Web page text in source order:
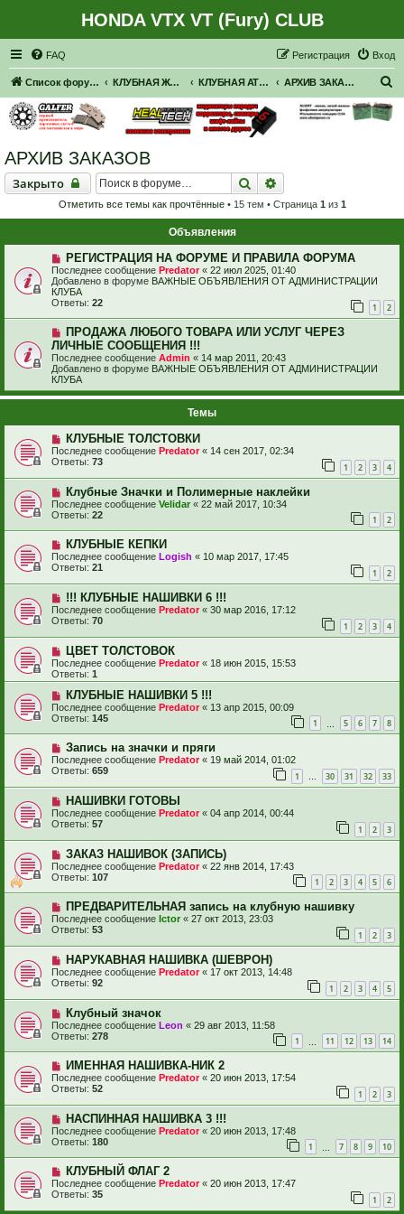
HONDA VTX VT (Fury) CLUB
FAQ Вход
Регистрация
Список форумов КЛУБНАЯ ЖИЗНЬ. РЕАЛЬНЫЕ ВСТРЕЧИ. ПОКАТУШКИ. КЛУБНАЯ АТРИБУТИКА АРХИВ ЗАКАЗОВ
АРХИВ ЗАКАЗОВ
Закрыто
Закрыто Поиск
Отметить все темы как прочтённые• 15 тем • Страница 1 из 1
Объявления
РЕГИСТРАЦИЯ НА ФОРУМЕ И ПРАВИЛА ФОРУМА
Последнее сообщение Predator« 22 июл 2025, 01:40
Добавлено в форуме ВАЖНЫЕ ОБЪЯВЛЕНИЯ ОТ АДМИНИСТРАЦИИ
КЛУБА
Ответы: 22 1 2
ПРОДАЖА ЛЮБОГО ТОВАРА ИЛИ УСЛУГ ЧЕРЕЗ
ЛИЧНЫЕ СООБЩЕНИЯ !!!
Последнее сообщение Admin « 14 мар 2011, 20:43
Добавлено в форуме ВАЖНЫЕ ОБЪЯВЛЕНИЯ ОТ АДМИНИСТРАЦИИ
КЛУБА
Темы
КЛУБНЫЕ ТОЛСТОВКИ
Последнее сообщение Predator« 14 сен 2017, 02:34
Ответы: 73 1 2 3 4
Клубные Значки и Полимерные наклейки
Последнее сообщение Velidar « 22 май 2017, 10:34
Ответы: 22 1 2
КЛУБНЫЕ КЕПКИ
Последнее сообщение Logish « 10 мар 2017, 17:45
Ответы: 21 1 2
!!! КЛУБНЫЕ НАШИВКИ 6 !!!
Последнее сообщение Predator« 30 мар 2016, 17:12
Ответы: 70 1 2 3 4
ЦВЕТ ТОЛСТОВОК
Последнее сообщение Predator« 18 июн 2015, 15:53
Ответы: 1
КЛУБНЫЕ НАШИВКИ 5 !!!
Последнее сообщение Predator« 13 апр 2015, 00:09
Ответы: 145 1 5 6 7 8
Запись на значки и пряги
Последнее сообщение Predator« 19 май 2014, 01:02
Ответы: 659 1 … 30 31 32 33
НАШИВКИ ГОТОВЫ
Последнее сообщение Predator« 04 апр 2014, 00:44
Ответы: 57 1 2 3
ЗАКАЗ НАШИВОК (ЗАПИСЬ)
Последнее сообщение Predator« 22 янв 2014, 17:43
Ответы: 107 1 2 3 4 5 6
ПРЕДВАРИТЕЛЬНАЯ запись на клубную нашивку
Последнее сообщение Ictor « 27 окт 2013, 23:03
Ответы: 53 1 2 3
НАРУКАВНАЯ НАШИВКА (ШЕВРОН)
Последнее сообщение Predator« 17 окт 2013, 14:48
Ответы: 92 1 2 3 4 5
Клубный значок
Последнее сообщение Leon « 29 авг 2013, 11:58
Ответы: 278 1 11 12 13 14
ИМЕННАЯ НАШИВКА-НИК 2
Последнее сообщение Predator« 20 июн 2013, 17:54
Ответы: 52 1 2 3
НАСПИННАЯ НАШИВКА 3 !!!
Последнее сообщение Predator« 20 июн 2013, 17:48
Ответы: 180 1 7 8 9 10
КЛУБНЫЙ ФЛАГ 2
Последнее сообщение Predator« 20 июн 2013, 17:47
Ответы: 35 1 2